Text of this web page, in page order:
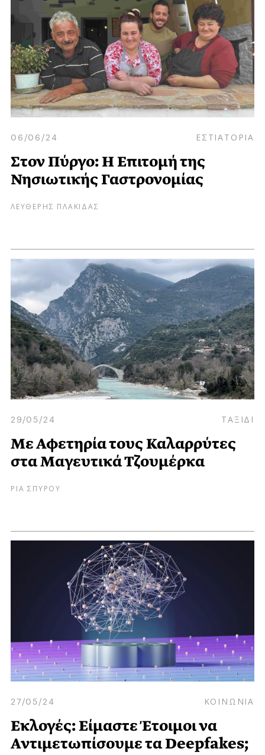
06/06/24 ΕΣΤΙΑΤΟΡΙΑ
Στον Πύργο: Η Επιτομή της
Νησιωτικής Γαστρονομίας
ΛΕΥΘΕΡΗΣ ΠΛΑΚΙΔΑΣ
29/05/24 ΤΑΞΙΔΙ
Με Αφετηρία τους Καλαρρύτες
στα Μαγευτικά Τζουμέρκα
ΡΙΑ ΣΠΥΡΟΥ
27/05/24 ΚΟΙΝΩΝΙΑ
Εκλογές: Είμαστε Έτοιμοι να
Αντιμετωπίσουμε τα Deepfakes;